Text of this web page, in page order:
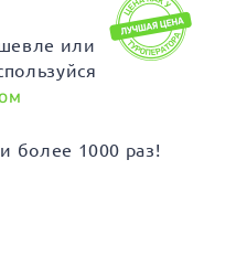
или
более 1000 раз!